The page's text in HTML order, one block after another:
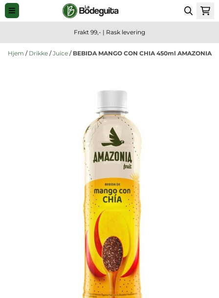
Hopp til innhold
Frakt 99,- | Rask levering
Hjem / Drikke /Juice / BEBIDA MANGO CON CHIA 450ml AMAZONIA